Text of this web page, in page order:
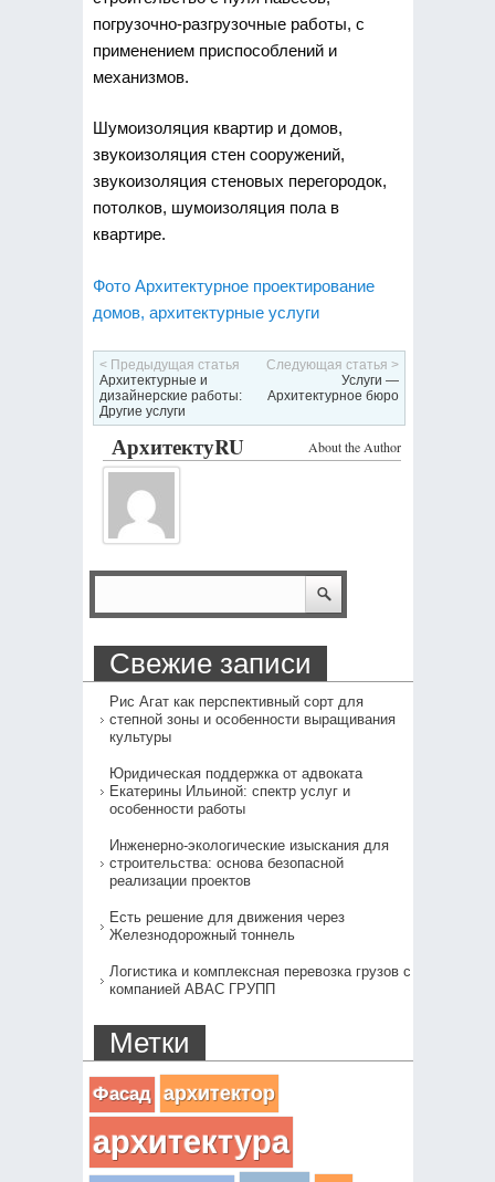
погрузочно-разгрузочные работы, с
применением приспособлений и
механизмов.
Шумоизоляция квартир и домов,
звукоизоляция стен сооружений,
звукоизоляция стеновых перегородок,
потолков, шумоизоляция пола в
квартире.
Фото Архитектурное проектирование
домов, архитектурные услуги
< Предыдущая статья
Архитектурные и
дизайнерские работы:
Другие услуги
Следующая статья >
Услуги —
Архитектурное бюро
About the Author
АрхитектуRU
Свежие записи
Рис Агат как перспективный сорт для
степной зоны и особенности выращивания
культуры
Юридическая поддержка от адвоката
Екатерины Ильиной: спектр услуг и
особенности работы
Инженерно-экологические изыскания для
строительства: основа безопасной
реализации проектов
Есть решение для движения через
Железнодорожный тоннель
Логистика и комплексная перевозка грузов с
компанией АВАС ГРУПП
Метки
Фасад архитектор
архитектура